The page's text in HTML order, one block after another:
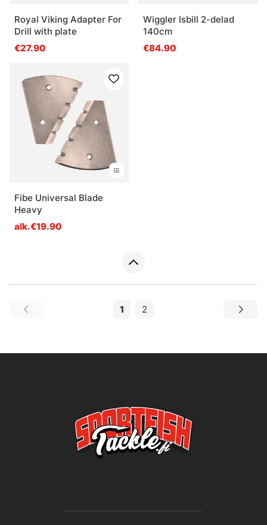
Royal Viking Adapter For
Drill with plate
€27.90
Wiggler Isbill 2-delad
140cm
€84.90
Fibe Universal Blade
Heavy
alk.€19.90
1 2